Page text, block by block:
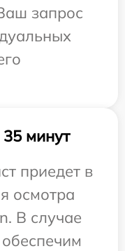
запрос
минут
приедет в
осмотра
В случае